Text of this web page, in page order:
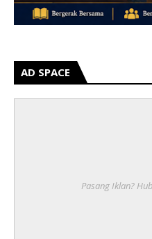
AD SPACE
Pasang Iklan?